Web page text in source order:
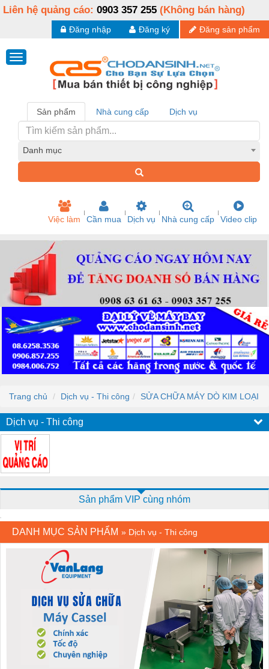
Liên hệ quảng cáo: 0903 357 255 (Không bán hàng)
Đăng sản phẩm
Đăng ký
Đăng nhập
Sản phẩm Nhà cung cấp Dịch vụ
Danh mục
Việc làm Cần mua Dịch vụ Nhà cung cấp Video clip
Trang chủ Dịch vụ - Thi công SỬA CHỮA MÁY DÒ KIM LOẠI
Dịch vụ - Thi công
Sản phẩm VIP cùng nhóm
DANH MỤC SẢN PHẨM » Dịch vụ - Thi công